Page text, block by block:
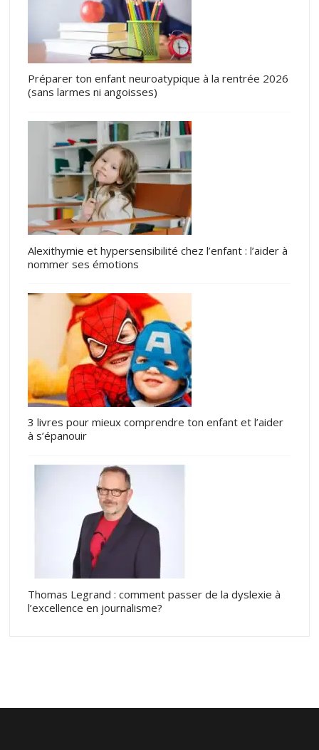
Préparer ton enfant neuroatypique à la rentrée 2026
(sans larmes ni angoisses)
Alexithymie et hypersensibilité chez l’enfant : l’aider à
nommer ses émotions
3 livres pour mieux comprendre ton enfant et l’aider
à s’épanouir
Thomas Legrand : comment passer de la dyslexie à
l’excellence en journalisme?